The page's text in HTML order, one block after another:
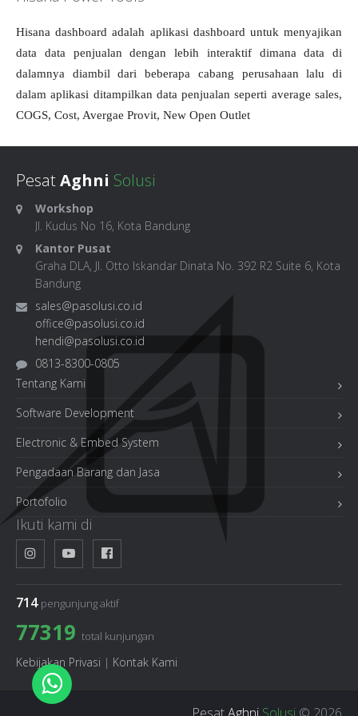
Hisana dashboard adalah aplikasi dashboard untuk menyajikan
data data penjualan dengan lebih interaktif dimana data di
dalamnya diambil dari beberapa cabang perusahaan lalu di
dalam aplikasi ditampilkan data penjualan seperti average sales,
COGS, Cost, Avergae Provit, New Open Outlet
PesatAghni Solusi
Workshop
Jl. Kudus No 16, Kota Bandung
Kantor Pusat
Graha DLA, Jl. Otto Iskandar Dinata No. 392 R2 Suite 6, Kota
Bandung
sales@pasolusi.co.id
office@pasolusi.co.id
hendi@pasolusi.co.id
0813-8300-0805
Tentang Kami
Software Development
Electronic & Embed System
Pengadaan Barang dan Jasa
Portofolio
Ikuti kami di
714 pengunjung aktif
77319 total kunjungan
Kebijakan Privasi | Kontak Kami